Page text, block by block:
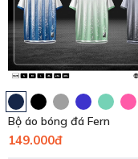
Bộ áo bóng đá Fern
149.000đ